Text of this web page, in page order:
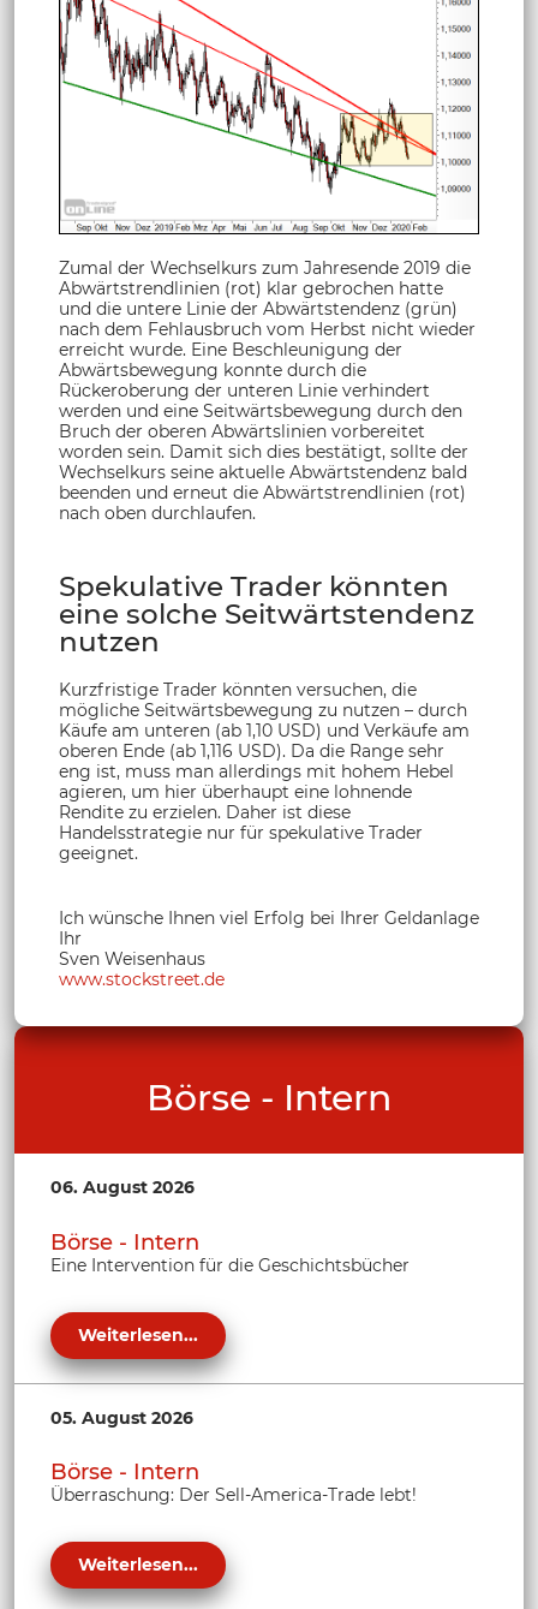
Zumal der Wechselkurs zum Jahresende 2019 die
Abwärtstrendlinien (rot) klar gebrochen hatte
und die untere Linie der Abwärtstendenz (grün)
nach dem Fehlausbruch vom Herbst nicht wieder
erreicht wurde. Eine Beschleunigung der
Abwärtsbewegung konnte durch die
Rückeroberung der unteren Linie verhindert
werden und eine Seitwärtsbewegung durch den
Bruch der oberen Abwärtslinien vorbereitet
worden sein. Damit sich dies bestätigt, sollte der
Wechselkurs seine aktuelle Abwärtstendenz bald
beenden und erneut die Abwärtstrendlinien (rot)
nach oben durchlaufen.
Spekulative Trader könnten
eine solche Seitwärtstendenz
nutzen
Kurzfristige Trader könnten versuchen, die
mögliche Seitwärtsbewegung zu nutzen – durch
Käufe am unteren (ab 1,10 USD) und Verkäufe am
oberen Ende (ab 1,116 USD). Da die Range sehr
eng ist, muss man allerdings mit hohem Hebel
agieren, um hier überhaupt eine lohnende
Rendite zu erzielen. Daher ist diese
Handelsstrategie nur für spekulative Trader
geeignet.
Ich wünsche Ihnen viel Erfolg bei Ihrer Geldanlage
Ihr
Sven Weisenhaus
www.stockstreet.de
Börse - Intern
06. August 2026
Börse - Intern
Eine Intervention für die Geschichtsbücher
Weiterlesen...
05. August 2026
Börse - Intern
Überraschung: Der Sell-America-Trade lebt!
Weiterlesen...